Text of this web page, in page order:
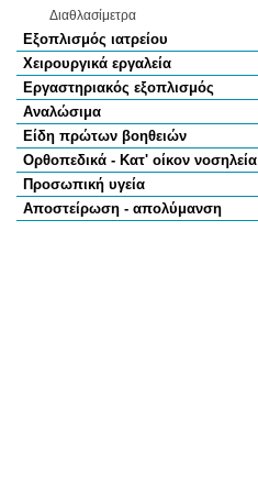
Διαθλασίμετρα
Εξοπλισμός ιατρείου
Χειρουργικά εργαλεία
Εργαστηριακός εξοπλισμός
Αναλώσιμα
Είδη πρώτων βοηθειών
Ορθοπεδικά - Κατ' οίκον νοσηλεία
Προσωπική υγεία
Αποστείρωση - απολύμανση